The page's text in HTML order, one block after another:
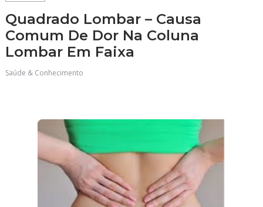
Quadrado Lombar – Causa
Comum De Dor Na Coluna
Lombar Em Faixa
Saúde & Conhecimento